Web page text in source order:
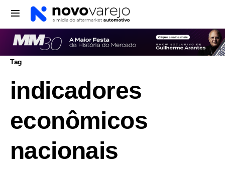
Tag
indicadores
econômicos
nacionais